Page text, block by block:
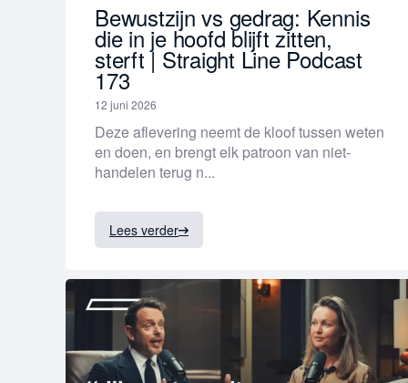
Bewustzijn vs gedrag: Kennis
die in je hoofd blijft zitten,
sterft | Straight Line Podcast
173
12 juni 2026
Deze aflevering neemt de kloof tussen weten
en doen, en brengt elk patroon van niet-
handelen terug n...
Lees verder